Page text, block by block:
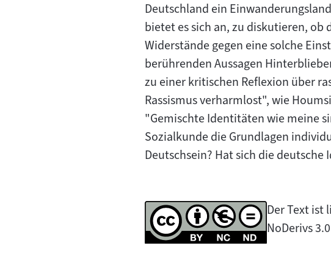
Deutschland ein
bietet es sich an, zu diskutieren, ob
Widerstände gegen eine solche
berührenden Aussagen
zu einer kritischen Reflexion über
Rassismus verharmlost", wie
"Gemischte Identitäten wie meine
Sozialkunde die Grundlagen
Deutschsein? Hat sich die
Der Text ist
NoDerivs